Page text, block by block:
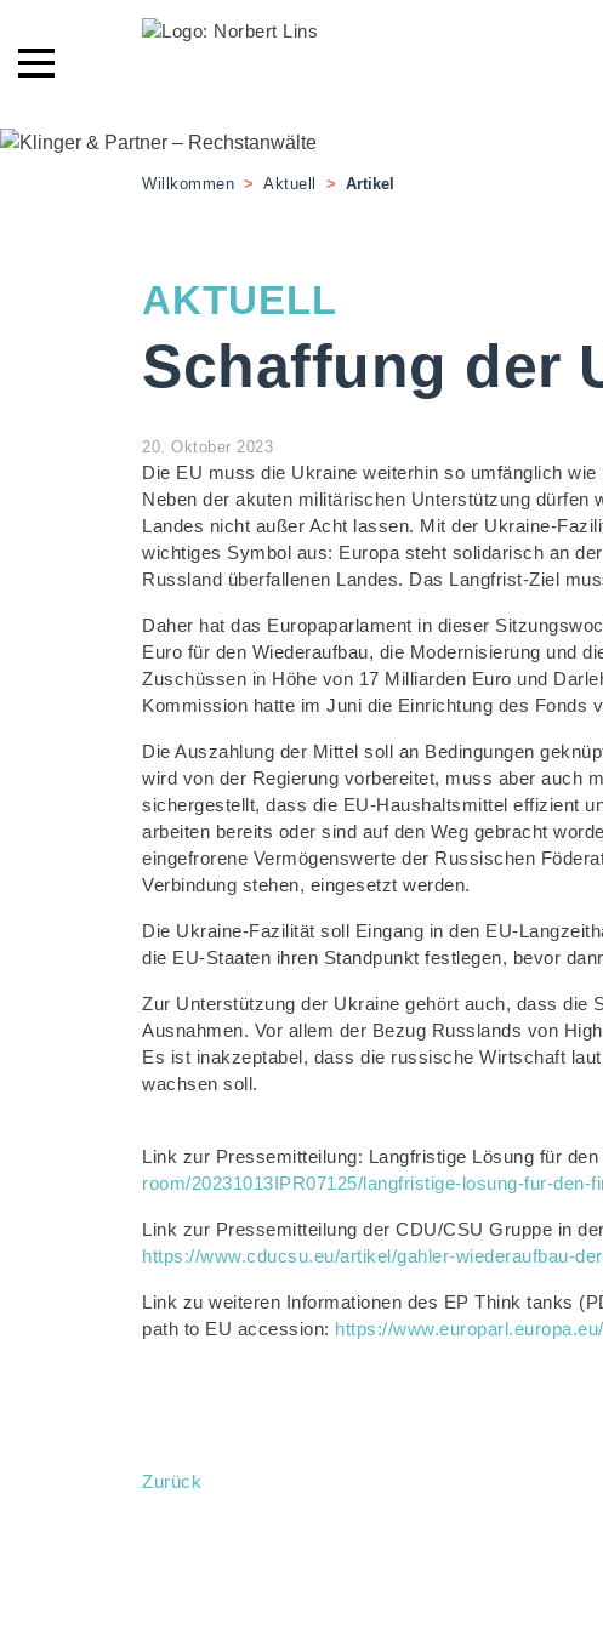
Willkommen > Aktuell > Artikel
AKTUELL
Schaffung der
20. Oktober 2023
Die EU muss die Ukraine weiterhin so umfänglich
Neben der akuten militärischen Unterstützung dürfen
Landes nicht außer Acht lassen. Mit der Ukraine-
wichtiges Symbol aus: Europa steht solidarisch an
Russland überfallenen Landes. Das Langfrist-Ziel
Daher hat das Europaparlament in dieser
Euro für den Wiederaufbau, die Modernisierung und
Zuschüssen in Höhe von 17 Milliarden Euro und
Kommission hatte im Juni die Einrichtung des Fonds
Die Auszahlung der Mittel soll an Bedingungen
wird von der Regierung vorbereitet, muss aber auch
sichergestellt, dass die EU-Haushaltsmittel effizient
arbeiten bereits oder sind auf den Weg gebracht
eingefrorene Vermögenswerte der Russischen
Verbindung stehen, eingesetzt werden.
Die Ukraine-Fazilität soll Eingang in den EU-
die EU-Staaten ihren Standpunkt festlegen, bevor
Zur Unterstützung der Ukraine gehört auch, dass die
Ausnahmen. Vor allem der Bezug Russlands von
Es ist inakzeptabel, dass die russische Wirtschaft
wachsen soll.
Link zur Pressemitteilung: Langfristige Lösung für
room/20231013IPR07125/langfristige-losung-fur-den-
Link zur Pressemitteilung der CDU/CSU Gruppe in
https://www.cducsu.eu/artikel/gahler-wiederaufbau-
Link zu weiteren Informationen des EP Think tanks
path to EU accession: https://
Zurück